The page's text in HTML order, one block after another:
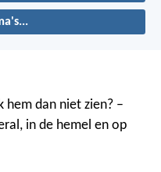
hem dan niet zien? –
in de hemel en op